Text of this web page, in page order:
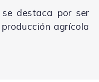
destaca por ser
agrícola